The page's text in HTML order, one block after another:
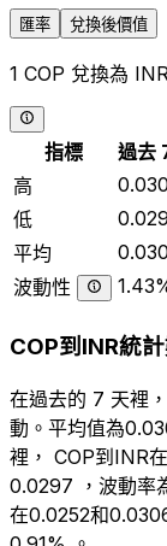
匯率 兌換後價值
1 COP 兌換為
指標 過去
高
低
平均
波動性
COP到INR統
在過去的 7 天裡
動。平均值為
裡， COP到INR
0.0297 ，波動率
在0.0252和